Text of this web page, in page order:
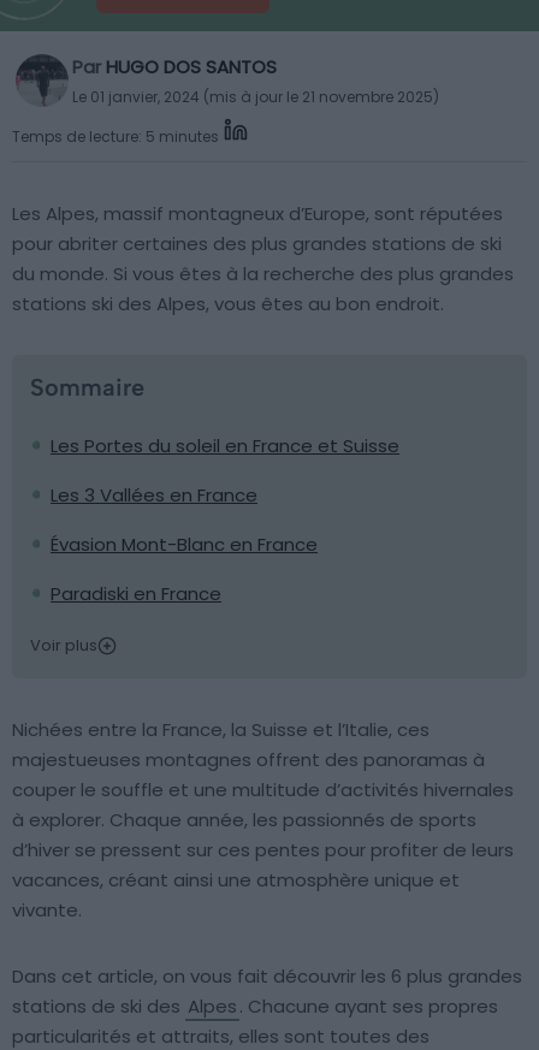
Par HUGO DOS SANTOS
Le 01 janvier, 2024 (mis à jour le 21 novembre 2025)
Temps de lecture: 5 minutes
Les Alpes, massif montagneux d’Europe, sont réputées
pour abriter certaines des plus grandes stations de ski
du monde. Si vous êtes à la recherche des plus grandes
stations ski des Alpes, vous êtes au bon endroit.
Sommaire
Les Portes du soleil en France et Suisse
Les 3 Vallées en France
Évasion Mont-Blanc en France
Paradiski en France
Voir plus
Nichées entre la France, la Suisse et l’Italie, ces
majestueuses montagnes offrent des panoramas à
couper le souffle et une multitude d’activités hivernales
à explorer. Chaque année, les passionnés de sports
d’hiver se pressent sur ces pentes pour profiter de leurs
vacances, créant ainsi une atmosphère unique et
vivante.
Dans cet article, on vous fait découvrir les 6 plus grandes
stations de ski des Alpes. Chacune ayant ses propres
particularités et attraits, elles sont toutes des